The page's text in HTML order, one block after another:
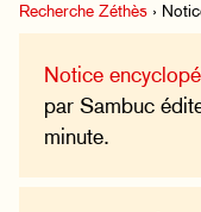
Recherche Zéthès ›
Notice
par Sambuc
minute.